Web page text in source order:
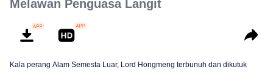
Melawan Penguasa Langit
Kala perang Alam Semesta Luar, Lord Hongmeng terbunuh dan dikutuk